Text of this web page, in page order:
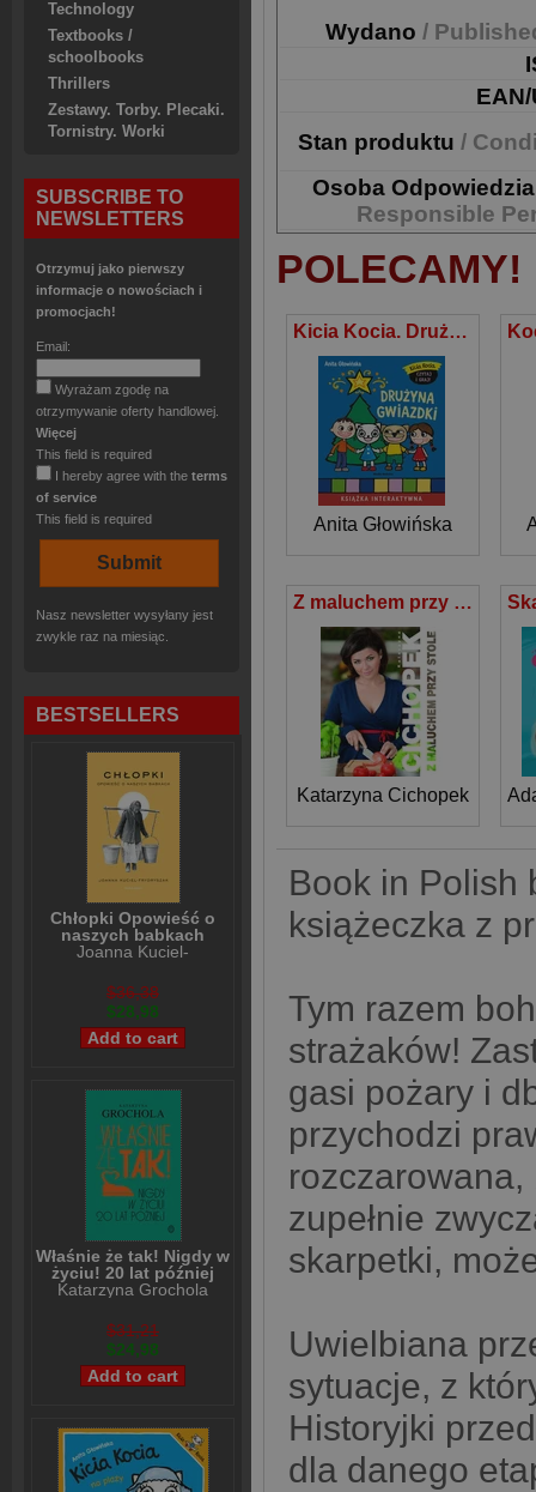
Technology
Textbooks /
schoolbooks
Thrillers
Zestawy. Torby. Plecaki.
Tornistry. Worki
SUBSCRIBE TO
NEWSLETTERS
Otrzymuj jako pierwszy
informacje o nowościach i
promocjach!
Email:
Wyrażam zgodę na
otrzymywanie oferty handlowej.
Więcej
This field is required
I hereby agree with the terms
of service
This field is required
Nasz newsletter wysyłany jest
zwykle raz na miesiąc.
BESTSELLERS
Chłopki Opowieść o
naszych babkach
Joanna Kuciel-
$36,38
$28,98
Właśnie że tak! Nigdy w
życiu! 20 lat później
Katarzyna Grochola
$31,21
$24,98
Wydano /
Stan produktu /
Osoba
Responsible
POLECAMY!
Kicia Kocia. Drużyna Gwiazdki
Anita Głowińska
Z maluchem przy stole
Katarzyna Cichopek
Book in Polish
książeczka z
Tym razem
strażaków!
gasi pożary i
przychodzi
zupełnie
skarpetki,
Uwielbiana
sytuacje, z
Historyjki
dla danego